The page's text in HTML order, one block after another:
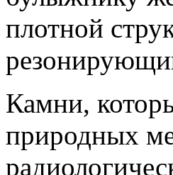
плотной
Камни,
природных